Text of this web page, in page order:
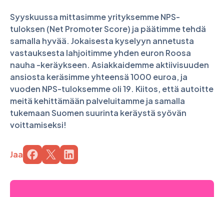
Syyskuussa mittasimme yrityksemme NPS-
tuloksen (Net Promoter Score) ja päätimme tehdä
samalla hyvää. Jokaisesta kyselyyn annetusta
vastauksesta lahjoitimme yhden euron Roosa
nauha -keräykseen. Asiakkaidemme aktiivisuuden
ansiosta keräsimme yhteensä 1000 euroa, ja
vuoden NPS-tuloksemme oli 19. Kiitos, että autoitte
meitä kehittämään palveluitamme ja samalla
tukemaan Suomen suurinta keräystä syövän
voittamiseksi!
Jaa Jaa sivu palvelussa
Jaa sivu palvelussa
Jaa sivu palvelussa